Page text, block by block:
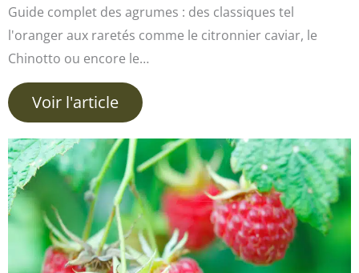
Guide complet des agrumes : des classiques tel
l'oranger aux raretés comme le citronnier caviar, le
Chinotto ou encore le…
Voir l'article